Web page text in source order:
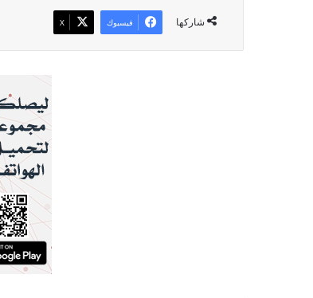
شاركها فيسبوك ‫X